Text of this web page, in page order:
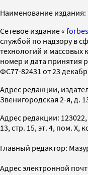
Наименование издания:
Cетевое издание «
службой по надзору в
технологий и
номер и дата принятия
ФС77-82431 от 23
Адрес редакции,
Звенигородская 2-я, д.
Адрес редакции:
13, стр. 15, эт. 4, пом. X,
Главный редактор:
Адрес электронной